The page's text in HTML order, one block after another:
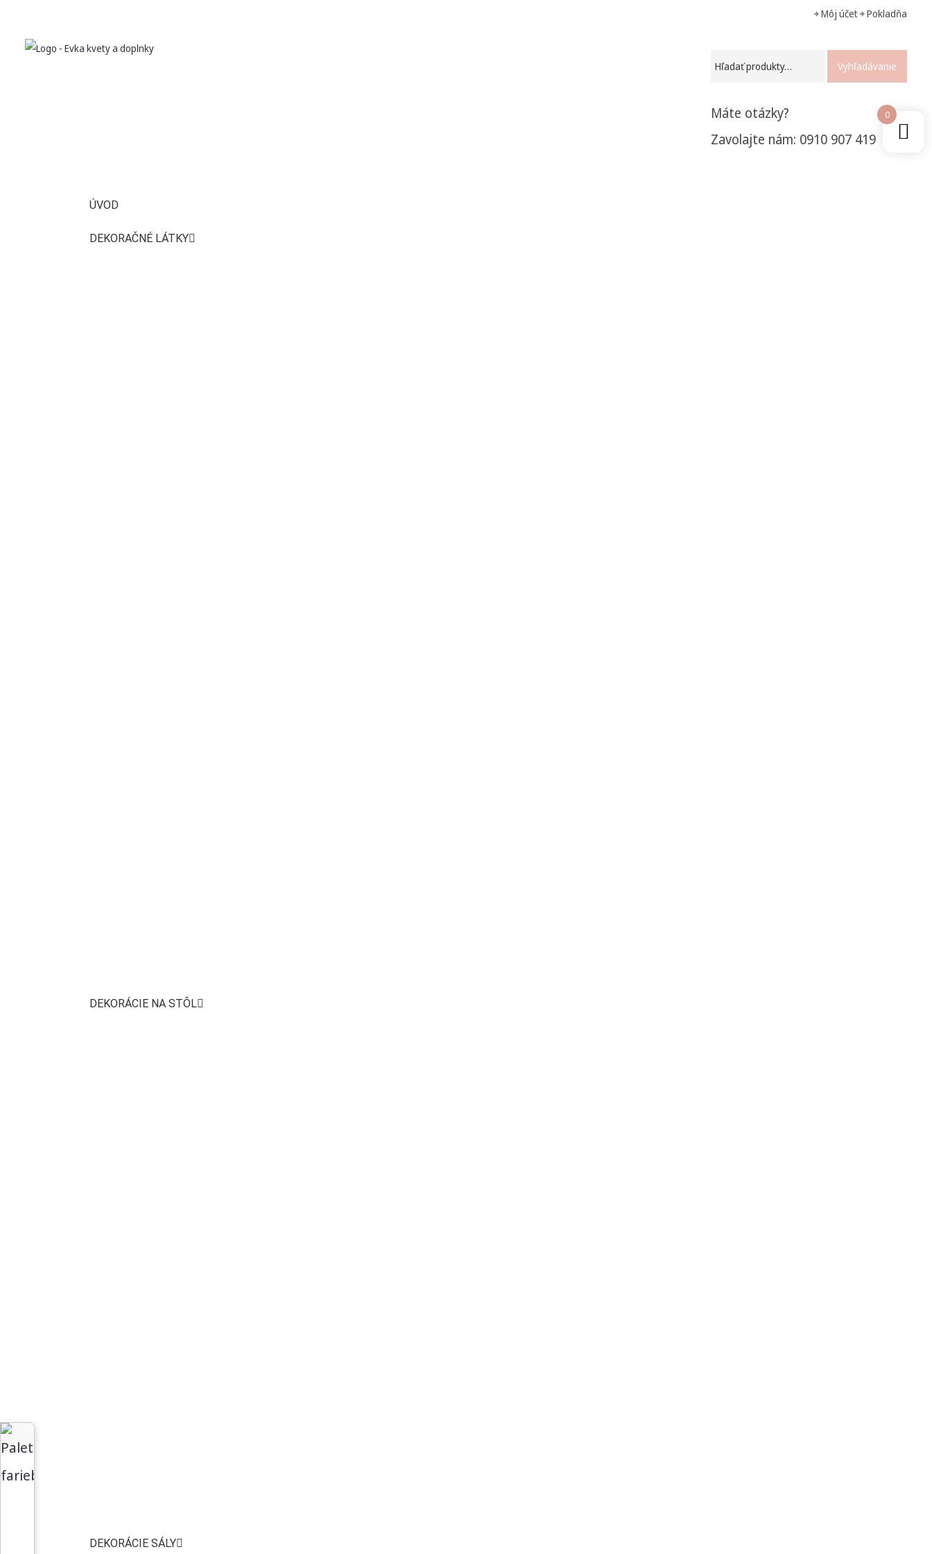
Môj účet Pokladňa
Vyhľadávanie
Máte otázky?
Zavolajte nám: 0910 907 419
ÚVOD
DEKORAČNÉ LÁTKY
DEKORÁCIE NA STÔL
DEKORÁCIE SÁLY
0